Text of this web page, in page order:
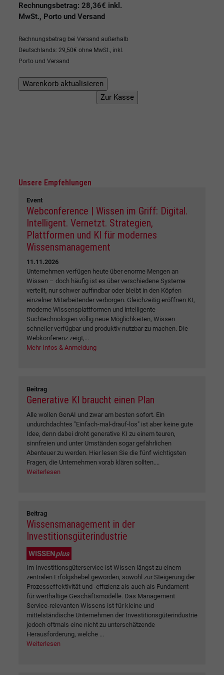
Rechnungsbetrag: 28,36€ inkl.
MwSt., Porto und Versand
Rechnungsbetrag bei Versand außerhalb
Deutschlands: 29,50€ ohne MwSt., inkl.
Porto und Versand
Unsere Empfehlungen
Event
Webconference | Wissen im Griff: Digital.
Intelligent. Vernetzt. Strategien,
Plattformen und KI für modernes
Wissensmanagement
11.11.2026
Unternehmen verfügen heute über enorme Mengen an
Wissen – doch häufig ist es über verschiedene Systeme
verteilt, nur schwer auffindbar oder bleibt in den Köpfen
einzelner Mitarbeitender verborgen. Gleichzeitig eröffnen KI,
moderne Wissensplattformen und intelligente
Suchtechnologien völlig neue Möglichkeiten, Wissen
schneller verfügbar und produktiv nutzbar zu machen. Die
Webkonferenz zeigt,...
Mehr Infos & Anmeldung
Beitrag
Generative KI braucht einen Plan
Alle wollen GenAI und zwar am besten sofort. Ein
undurchdachtes "Einfach-mal-drauf-los" ist aber keine gute
Idee, denn dabei droht generative KI zu einem teuren,
sinnfreien und unter Umständen sogar gefährlichen
Abenteuer zu werden. Hier lesen Sie die fünf wichtigsten
Fragen, die Unternehmen vorab klären sollten....
Weiterlesen
Beitrag
Wissensmanagement in der
Investitionsgüterindustrie
WISSENplus
Im Investitionsgüterservice ist Wissen längst zu einem
zentralen Erfolgshebel geworden, sowohl zur Steigerung der
Prozesseffektivität und -effizienz als auch als Fundament
für werthaltige Geschäftsmodelle. Das Management
Service-relevanten Wissens ist für kleine und
mittelständische Unternehmen der Investitionsgüterindustrie
jedoch oftmals eine nicht zu unterschätzende
Herausforderung, welche ...
Weiterlesen